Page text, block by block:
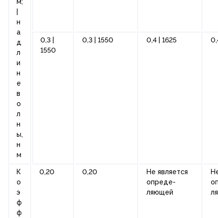
н
а
д
л
и
н
е
в
о
л
н
ы,
н
м
0,3 |
1550
0,3 | 1550 0,4 | 1625
К
о
э
ф
ф
0,20 0,20
Не является
опреде-
ляющей